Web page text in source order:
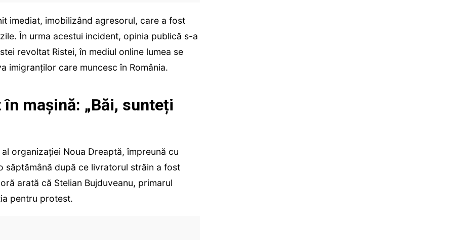
imediat, imobilizând agresorul, care a fost
În urma acestui incident, opinia publică s-a
revoltat Ristei, în mediul online lumea se
imigranților care muncesc în România.
mașină: „Băi, sunteți
organizației Noua Dreaptă, împreună cu
săptămână după ce livratorul străin a fost
arată că Stelian Bujduveanu, primarul
pentru protest.